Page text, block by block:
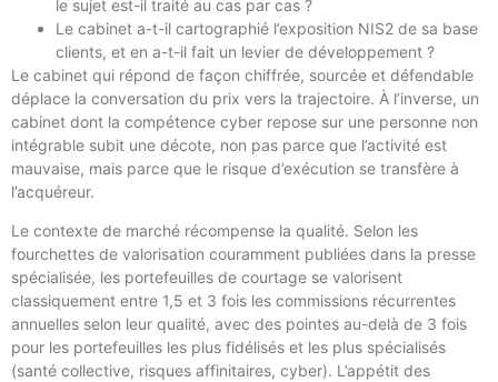
le sujet est-il traité au cas par cas ?
Le cabinet a-t-il cartographié l’exposition NIS2 de sa base
clients, et en a-t-il fait un levier de développement ?
Le cabinet qui répond de façon chiffrée, sourcée et défendable
déplace la conversation du prix vers la trajectoire. À l’inverse, un
cabinet dont la compétence cyber repose sur une personne non
intégrable subit une décote, non pas parce que l’activité est
mauvaise, mais parce que le risque d’exécution se transfère à
l’acquéreur.
Le contexte de marché récompense la qualité. Selon les
fourchettes de valorisation couramment publiées dans la presse
spécialisée, les portefeuilles de courtage se valorisent
classiquement entre 1,5 et 3 fois les commissions récurrentes
annuelles selon leur qualité, avec des pointes au-delà de 3 fois
pour les portefeuilles les plus fidélisés et les plus spécialisés
(santé collective, risques affinitaires, cyber). L’appétit des